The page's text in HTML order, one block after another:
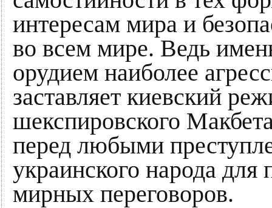
интересам мира и
во всем мире. Ведь
орудием наиболее
заставляет киевский
шекспировского
перед любыми
украинского народа
мирных переговоров.